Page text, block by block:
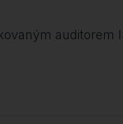
auditorem